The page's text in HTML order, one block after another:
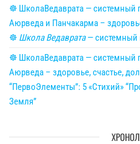
☸ ШколаВедаврата — системный
Аюрведа и Панчакарма –
☸ Школа Ведаврата— системный
☸ ШколаВедаврата — системный
Аюрведа – здоровье, счастье,
“ПервоЭлементы”: 5 «Стихий»
Земля”